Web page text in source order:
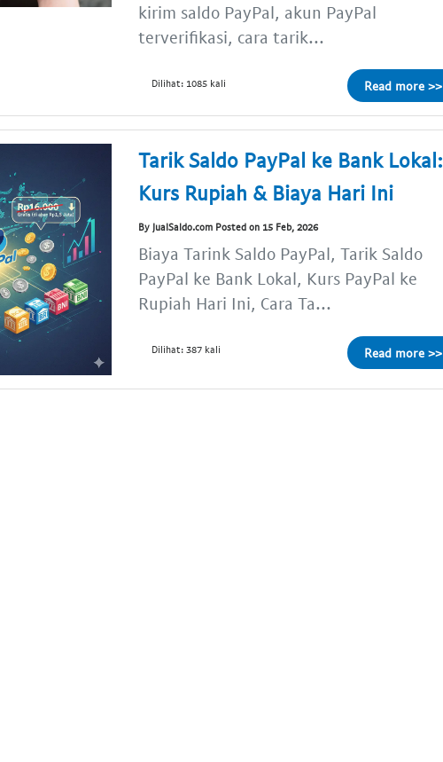
kirim saldo PayPal, akun PayPal
terverifikasi, cara tarik...
Dilihat: 1085 kali Read more >>
Tarik Saldo PayPal ke Bank Lokal:
Kurs Rupiah & Biaya Hari Ini
By JualSaldo.com Posted on 15 Feb, 2026
Biaya Tarink Saldo PayPal, Tarik Saldo
PayPal ke Bank Lokal, Kurs PayPal ke
Rupiah Hari Ini, Cara Ta...
Dilihat: 387 kali Read more >>